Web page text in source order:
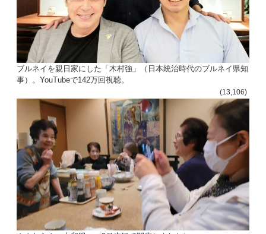
ブルネイを親日家にした「木村強」（日本統治時代のブルネイ県知
事）。YouTubeで142万回視聴。
(13,106)